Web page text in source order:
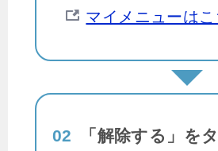
マイメニューはこ
02 「解除する」を